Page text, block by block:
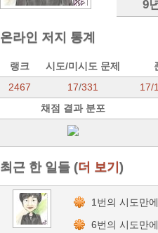
9
온라인 저지 통계
랭크 시도/미시도 문제
2467
17/331 17/
채점 결과 분포
최근 한 일들 (더 보기)
1번의 시도만
6번의 시도만